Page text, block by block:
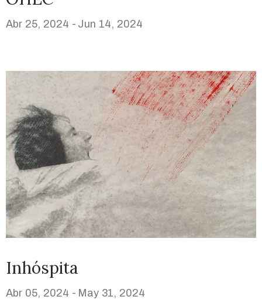
Abr 25, 2024 - Jun 14, 2024
Inhóspita
Abr 05, 2024 - May 31, 2024